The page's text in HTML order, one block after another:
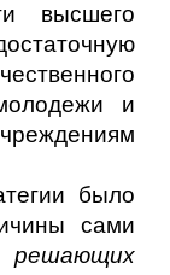
высшего
и
было
сами
решающих